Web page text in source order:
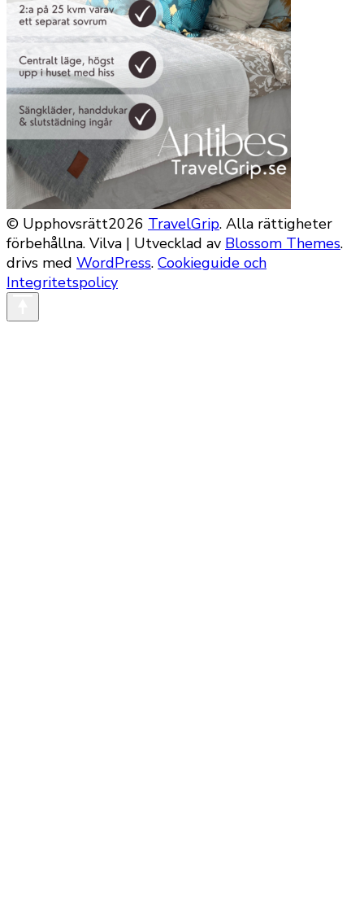
© Upphovsrätt2026 TravelGrip. Alla rättigheter
förbehållna. Vilva | Utvecklad av Blossom Themes.
drivs med WordPress. Cookieguide och
Integritetspolicy